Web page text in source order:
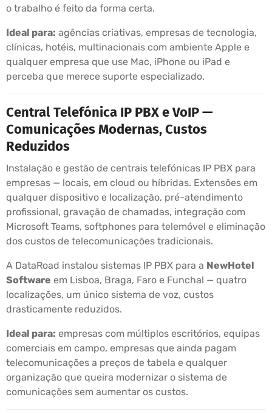
o trabalho é feito da forma certa.
Ideal para: agências criativas, empresas de tecnologia,
clínicas, hotéis, multinacionais com ambiente Apple e
qualquer empresa que use Mac, iPhone ou iPad e
perceba que merece suporte especializado.
Central Telefónica IP PBX e VoIP —
Comunicações Modernas, Custos
Reduzidos
Instalação e gestão de centrais telefónicas IP PBX para
empresas — locais, em cloud ou híbridas. Extensões em
qualquer dispositivo e localização, pré-atendimento
profissional, gravação de chamadas, integração com
Microsoft Teams, softphones para telemóvel e eliminação
dos custos de telecomunicações tradicionais.
A DataRoad instalou sistemas IP PBX para a NewHotel
Software em Lisboa, Braga, Faro e Funchal — quatro
localizações, um único sistema de voz, custos
drasticamente reduzidos.
Ideal para: empresas com múltiplos escritórios, equipas
comerciais em campo, empresas que ainda pagam
telecomunicações a preços de tabela e qualquer
organização que queira modernizar o sistema de
comunicações sem aumentar os custos.